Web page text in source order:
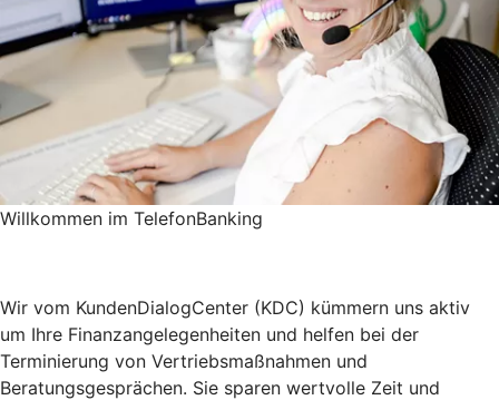
Willkommen im TelefonBanking
Wir vom KundenDialogCenter (KDC) kümmern uns aktiv
um Ihre Finanzangelegenheiten und helfen bei der
Terminierung von Vertriebsmaßnahmen und
Beratungsgesprächen. Sie sparen wertvolle Zeit und